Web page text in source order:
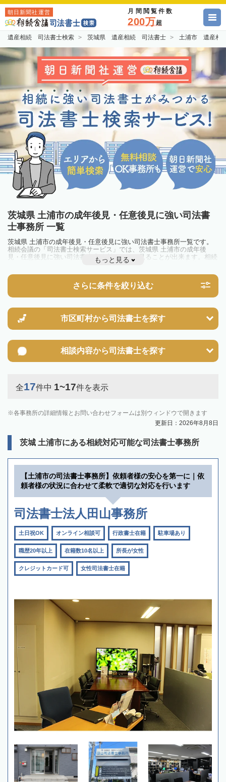
朝日新聞社運営 月間閲覧件数
200万超
遺産相続 司法書士検索 茨城県 遺産相続 司法書士 土浦市 遺産相
茨城県 土浦市の成年後見・任意後見に強い司法書
士事務所 一覧
茨城県 土浦市の成年後見・任意後見に強い司法書士事務所一覧です。
相続会議の「司法書士検索サービス」では、茨城県 土浦市の成年後
見・任意後見に強い司法書士事務所を一覧で見ることが出来ます。相続
のトラブルやお悩みを抱えている方は一度近隣の司法書士に相談してみ
もっと見る
さらに条件を絞り込む
市区町村から司法書士を探す
相談内容から司法書士を探す
全17件中 1~17件を表示
各事務所の詳細情報とお問い合わせフォームは別ウィンドウで開きます
更新日：2026年8月8日
茨城 土浦市にある相続対応可能な司法書士事務所
【土浦市の司法書士事務所】依頼者様の安心を第一に｜依
頼者様の状況に合わせて柔軟で適切な対応を行います
司法書士法人田山事務所
土日祝OK オンライン相談可 行政書士在籍 駐車場あり
職歴20年以上 在籍数10名以上 所長が女性
クレジットカード可 女性司法書士在籍